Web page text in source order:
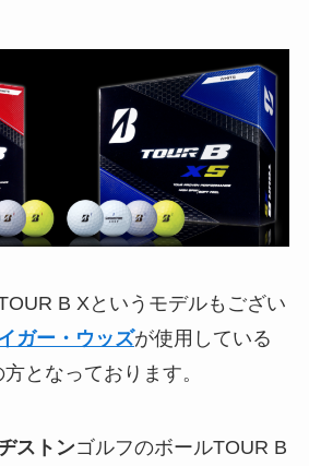
B Xというモデルもござい
ガー・ウッズが使用している
方となっております。
ストンゴルフのボールTOUR B